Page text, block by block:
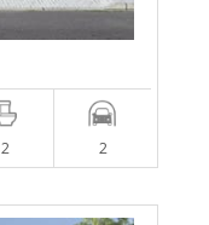
2 2